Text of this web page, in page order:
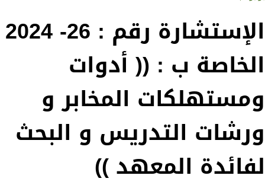
الإستشارة رقم : 26- 2024
الخاصة ب : (( أدوات
ومستهلكات المخابر و
ورشات التدريس و البحث
لفائدة المعهد ))